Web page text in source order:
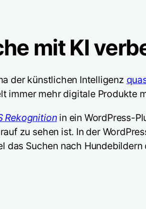
mit KI
der künstlichen Intelligenz
immer mehr digitale Produkte
Rekognitionin ein WordPress-
zu sehen ist. In der
das Suchen nach Hundebildern